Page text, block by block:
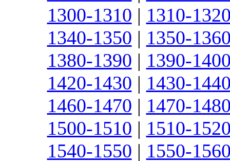
1300-1310 | 1310-
1340-1350 | 1350-
1380-1390 | 1390-
1420-1430 | 1430-
1460-1470 | 1470-
1500-1510 | 1510-
1540-1550 | 1550-